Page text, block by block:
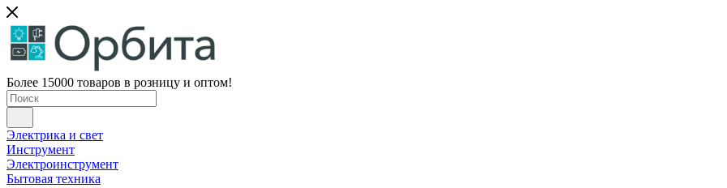
Более 15000 товаров в розницу и оптом!
Электрика и свет
Инструмент
Электроинструмент
Бытовая техника